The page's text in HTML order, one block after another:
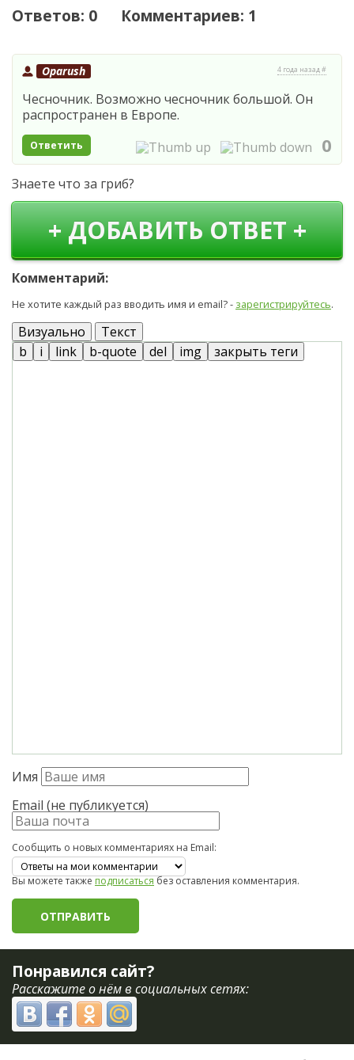
Ответов: 0 Комментариев: 1
Oparush 4 года назад #
Чесночник. Возможно чесночник большой. Он
распространен в Европе.
Ответить 0
Знаете что за гриб?
+ ДОБАВИТЬ ОТВЕТ +
Комментарий:
Не хотите каждый раз вводить имя и email? - зарегистрируйтесь.
Визуально Текст
Имя
Email (не публикуется)
Сообщить о новых комментариях на Email:
Вы можете такжеподписатьсябез оставления комментария.
Понравился сайт?
Расскажите о нём в социальных сетях: